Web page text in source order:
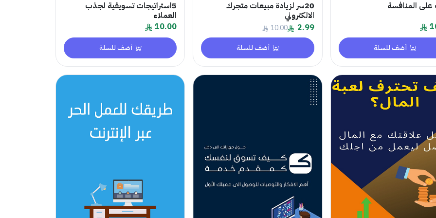
على المنافسة
أضف للسلة
20سر لزيادة مبيعات متجرك
الالكتروني
2.99
10.00
أضف للسلة
5استراتيجات تسويقية لجذب
العملاء
10.00
أضف للسلة